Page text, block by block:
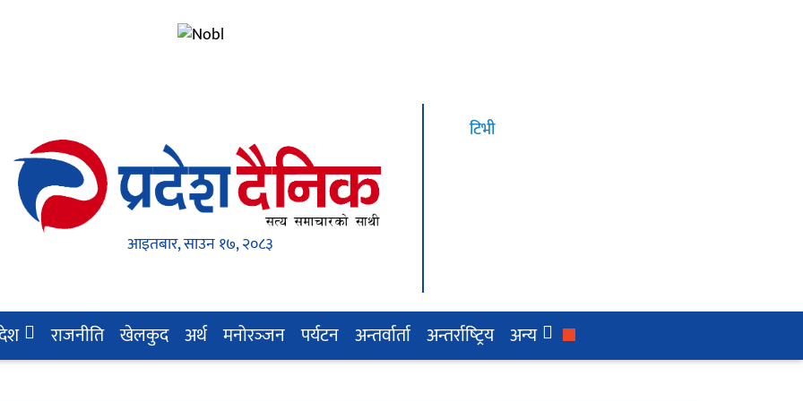
आइतबार, साउन १७, २०८३
टिभी
राजनीति खेलकुद अर्थ मनोरञ्‍जन पर्यटन अन्तर्वार्ता अन्तर्राष्‍ट्रिय अन्य